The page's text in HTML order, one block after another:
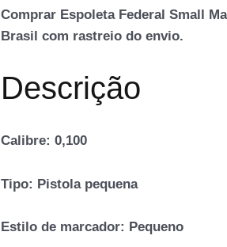
Comprar Espoleta Federal Small
Brasil com rastreio do envio.
Descrição
Calibre:0,100
Tipo: Pistola pequena
Estilo de marcador: Pequeno